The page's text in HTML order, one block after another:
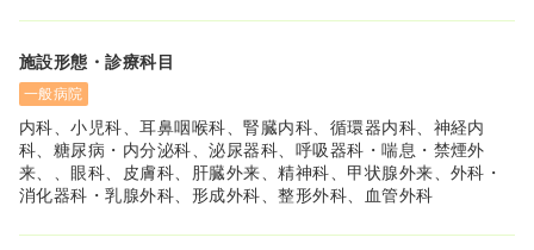
施設形態・診療科目
一般病院
内科、小児科、耳鼻咽喉科、腎臓内科、循環器内科、神経内
科、糖尿病・内分泌科、泌尿器科、呼吸器科・喘息・禁煙外
来、、眼科、皮膚科、肝臓外来、精神科、甲状腺外来、外科・
消化器科・乳腺外科、形成外科、整形外科、血管外科